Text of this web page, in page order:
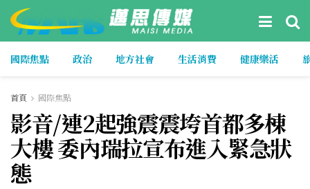
國際焦點 政治 地方社會 生活消費 健康樂活
首頁 國際焦點
影音/連2起強震震垮首都多棟
大樓 委內瑞拉宣布進入緊急狀
態